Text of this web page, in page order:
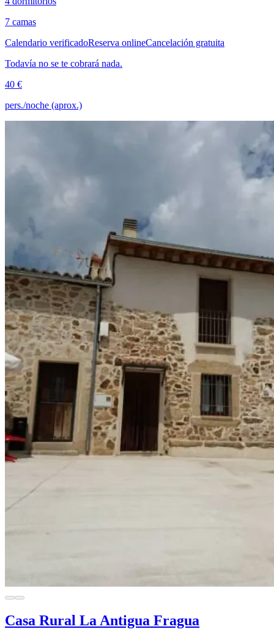
7 camas
Calendario verificadoReserva onlineCancelación gratuita
Todavía no se te cobrará nada.
40 €
pers./noche (aprox.)
Casa Rural La Antigua Fragua